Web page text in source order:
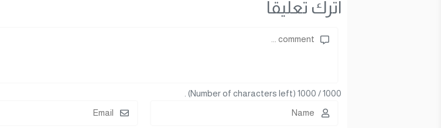
اترك تعليقاً
1000
/
1000
(Number of characters left) .